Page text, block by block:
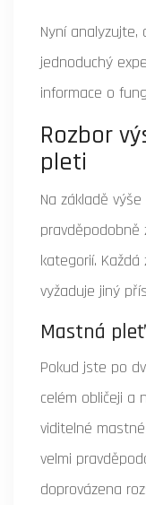
Nyní
jednoduchý
informace o
Rozbor
pleti
Na základě
pravděpodobně
kategorií.
vyžaduje jiný
Mastná pleť
Pokud jste po
celém obličeji a
viditelné
velmi
doprovázena